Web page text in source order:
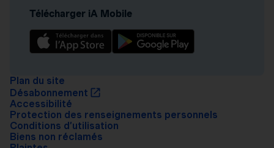
Télécharger iA Mobile
Plan du site
Désabonnement
Accessibilité
Protection des renseignements personnels
Conditions d’utilisation
Biens non réclamés